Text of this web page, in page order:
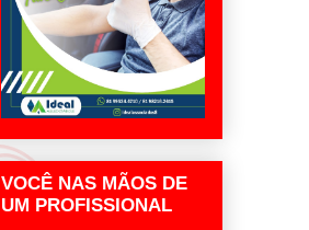
VOCÊ NAS MÃOS DE
UM PROFISSIONAL